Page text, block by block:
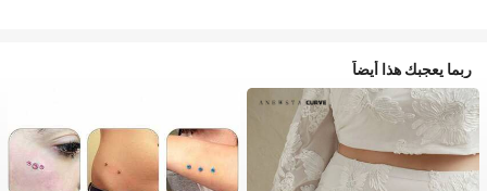
ربما يعجبك هذا أيضاً